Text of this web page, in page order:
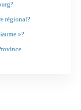
régional?
»?